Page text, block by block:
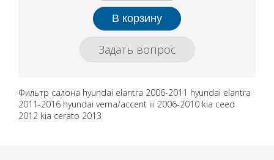
Задать вопрос
Фильтр салона hyundai elantra 2006-2011 hyundai elantra
2011-2016 hyundai verna/accent iii 2006-2010 kia ceed
2012 kia cerato 2013